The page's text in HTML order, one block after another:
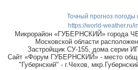
Точный прогноз погоды
https://world-weather.ru/
Микрорайон «ГУБЕРНСКИЙ» города
Московской области
Застройщик СУ-155, дома серии
Сайт «Форум ГУБЕРНСКИЙ» - место
"Губернский" - г.Чехов,